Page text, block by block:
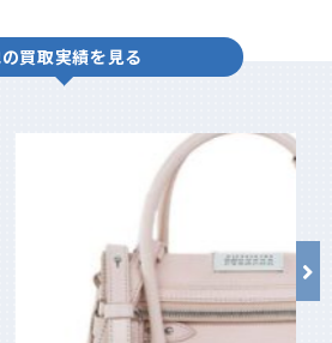
買取実績を見る